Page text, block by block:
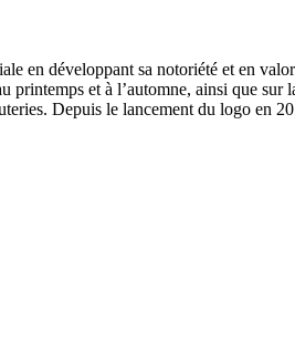
développant sa notoriété et en
et à l’automne, ainsi que
Depuis le lancement du logo en